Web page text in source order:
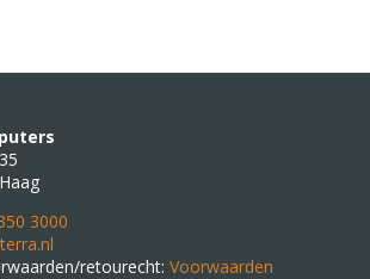
3000
retourecht: Voorwaarden